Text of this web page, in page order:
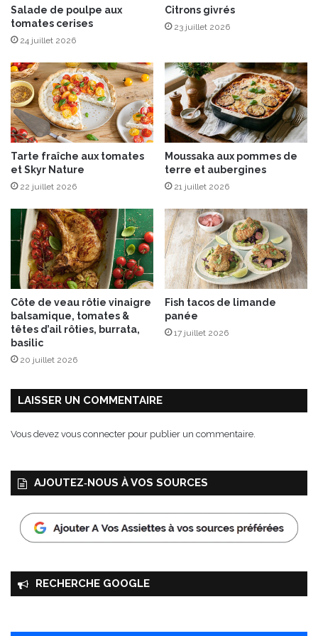
r
e
v
t
t
e
s
a
f
a
t
4
p
e
t
i
s
…
n
n
a
A
u
y
É
Salade de poulpe aux
tomates cerises
24 juillet 2026
Citrons givrés
23 juillet 2026
Tarte fraîche aux tomates
et Skyr Nature
22 juillet 2026
Moussaka aux pommes de
terre et aubergines
21 juillet 2026
Côte de veau rôtie vinaigre
balsamique, tomates &
têtes d’ail rôties, burrata,
basilic
20 juillet 2026
Fish tacos de limande
panée
17 juillet 2026
LAISSER UN COMMENTAIRE
Vous devez vous connecter pour publier un commentaire.
AJOUTEZ‑NOUS À VOS SOURCES
RECHERCHE GOOGLE